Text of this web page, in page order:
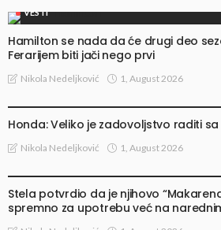
VESTI
Hamilton se nada da će drugi deo
Ferarijem biti jači nego prvi
Nikola Nedeljković 1, August 2026
Honda: Veliko je zadovoljstvo raditi
Nikola Nedeljković 1, August 2026
Stela potvrdio da je njihovo
spremno za upotrebu već na